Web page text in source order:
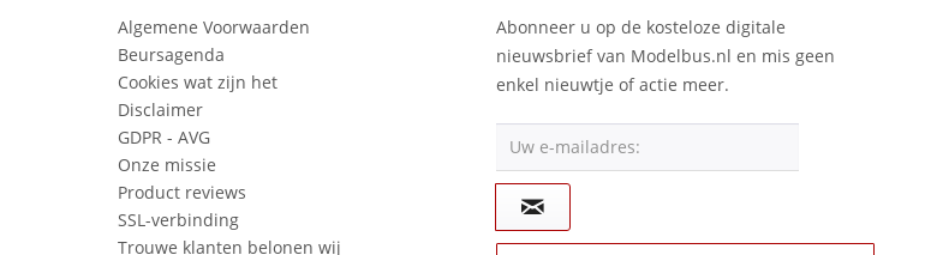
Algemene Voorwaarden
Beursagenda
Cookies wat zijn het
Disclaimer
GDPR - AVG
Onze missie
Product reviews
SSL-verbinding
Trouwe klanten belonen wij
Abonneer u op de kosteloze digitale
nieuwsbrief van Modelbus.nl en mis geen
enkel nieuwtje of actie meer.
Uw e-mailadres: